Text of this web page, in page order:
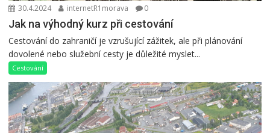
30.4.2024 internetR1morava 0
Jak na výhodný kurz při cestování
Cestování do zahraničí je vzrušující zážitek, ale při plánování
dovolené nebo služební cesty je důležité myslet...
Cestování